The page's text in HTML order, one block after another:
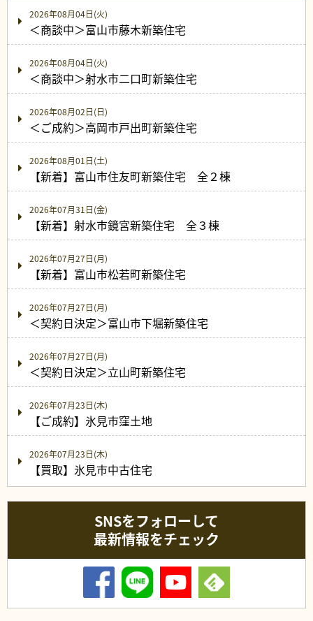
2026年08月04日(火)
＜商談中＞富山市藤木新築住宅
2026年08月04日(火)
＜商談中＞射水市二口町新築住宅
2026年08月02日(日)
＜ご成約＞高岡市戸出町新築住宅
2026年08月01日(土)
【新着】富山市住友町新築住宅 全２棟
2026年07月31日(金)
【新着】射水市鏡宮新築住宅 全３棟
2026年07月27日(月)
【新着】富山市松若町新築住宅
2026年07月27日(月)
＜契約日決定＞富山市下堀新築住宅
2026年07月27日(月)
＜契約日決定＞立山町新築住宅
2026年07月23日(木)
【ご成約】氷見市窪土地
2026年07月23日(木)
【買取】氷見市中古住宅
SNSをフォローして
最新情報をチェック